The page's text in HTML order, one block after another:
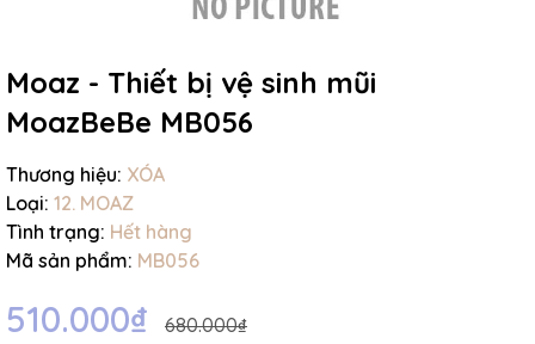
Moaz - Thiết bị vệ sinh mũi
MoazBeBe MB056
Thương hiệu: XÓA
Loại: 12. MOAZ
Tình trạng: Hết hàng
Mã sản phẩm: MB056
510.000₫ 680.000₫
Điều kiện: